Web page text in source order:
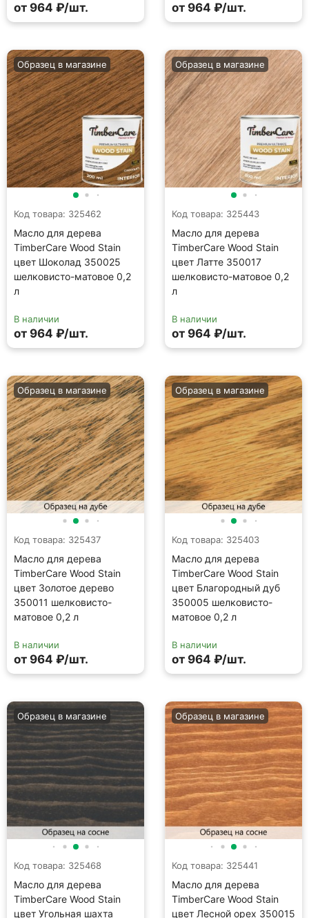
от 964 ₽/шт. от 964 ₽/шт.
Код товара: 325462
Масло для дерева
TimberCare Wood Stain
цвет Шоколад 350025
шелковисто-матовое 0,2
л
Образец в магазине
В наличии
от 964 ₽/шт.
Код товара: 325443
Масло для дерева
TimberCare Wood Stain
цвет Латте 350017
шелковисто-матовое 0,2
л
Образец в магазине
В наличии
от 964 ₽/шт.
Код товара: 325437
Масло для дерева
TimberCare Wood Stain
цвет Золотое дерево
350011 шелковисто-
матовое 0,2 л
Образец в магазине
В наличии
от 964 ₽/шт.
Код товара: 325403
Масло для дерева
TimberCare Wood Stain
цвет Благородный дуб
350005 шелковисто-
матовое 0,2 л
Образец в магазине
В наличии
от 964 ₽/шт.
Код товара: 325468
Масло для дерева
TimberCare Wood Stain
цвет Угольная шахта
Образец в магазине
Код товара: 325441
Масло для дерева
TimberCare Wood Stain
цвет Лесной орех 350015
Образец в магазине